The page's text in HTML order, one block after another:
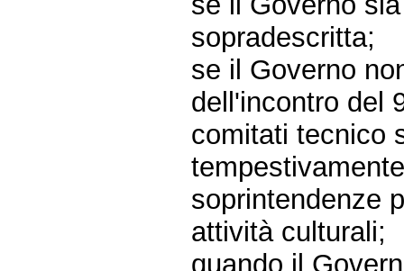
sopradescritta;
se il Governo
dell'incontro del
comitati tecnico
soprintendenze
attività culturali;
quando il